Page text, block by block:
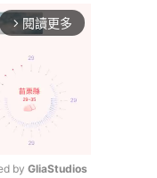
arrow_forward_ios 閱讀更多
by GliaStudios